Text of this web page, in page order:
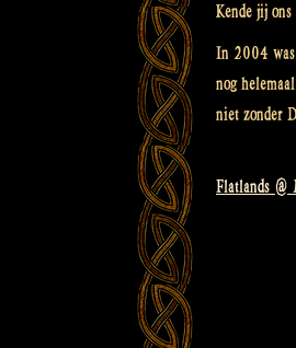
Kende jij
In 2004 was
nog
niet zonder
Bericht
Flatlands @